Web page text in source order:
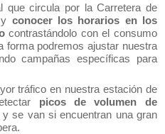
que circula por la Carretera de
conocer los horarios en los
contrastándolo con el consumo
forma podremos ajustar nuestra
campañas específicas para
tráfico en nuestra estación de
picos de volumen de
se van si encuentran una gran